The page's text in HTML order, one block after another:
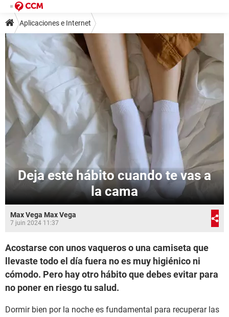
Aplicaciones e Internet
Deja este hábito cuando te vas a
la cama
Max Vega Max Vega
7 juin 2024 11:37
Acostarse con unos vaqueros o una camiseta que
llevaste todo el día fuera no es muy higiénico ni
cómodo. Pero hay otro hábito que debes evitar para
no poner en riesgo tu salud.
Dormir bien por la noche es fundamental para recuperar las